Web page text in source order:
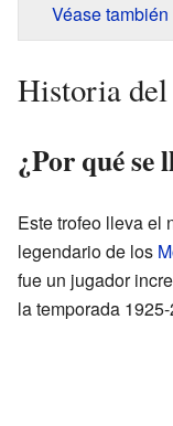
Véase también
Historia
¿Por qué se
Este trofeo lleva el
legendario de los
fue un jugador
la temporada